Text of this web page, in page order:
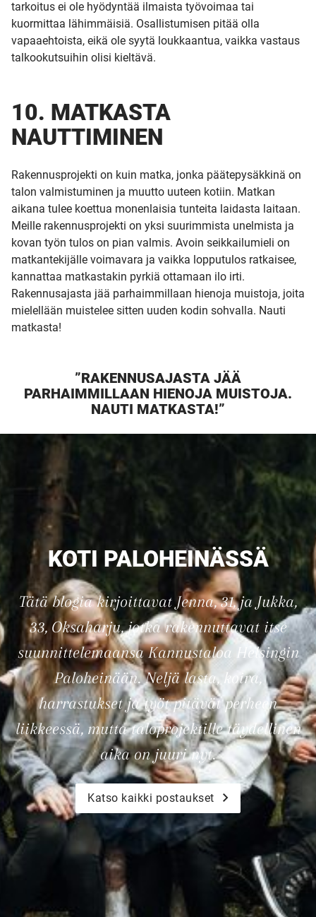
tarkoitus ei ole hyödyntää ilmaista työvoimaa tai
kuormittaa lähimmäisiä. Osallistumisen pitää olla
vapaaehtoista, eikä ole syytä loukkaantua, vaikka vastaus
talkookutsuihin olisi kieltävä.
10. MATKASTA
NAUTTIMINEN
Rakennusprojekti on kuin matka, jonka päätepysäkkinä on
talon valmistuminen ja muutto uuteen kotiin. Matkan
aikana tulee koettua monenlaisia tunteita laidasta laitaan.
Meille rakennusprojekti on yksi suurimmista unelmista ja
kovan työn tulos on pian valmis. Avoin seikkailumieli on
matkantekijälle voimavara ja vaikka lopputulos ratkaisee,
kannattaa matkastakin pyrkiä ottamaan ilo irti.
Rakennusajasta jää parhaimmillaan hienoja muistoja, joita
mielellään muistelee sitten uuden kodin sohvalla. Nauti
matkasta!
”RAKENNUSAJASTA JÄÄ
PARHAIMMILLAAN HIENOJA MUISTOJA.
NAUTI MATKASTA!”
KOTI PALOHEINÄSSÄ
Tätä blogia kirjoittavat Jenna, 31, ja Jukka,
33, Oksaharju, jotka rakennuttavat itse
suunnittelemaansa Kannustaloa Helsingin
Paloheinään. Neljä lasta, koira,
harrastukset ja työt pitävät perheen
liikkeessä, mutta taloprojektille täydellinen
aika on juuri nyt.
Katso kaikki postaukset